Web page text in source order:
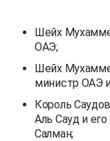
Шейх
ОАЭ;
Шейх
министр ОАЭ
Король
Аль Сауд и
Салман;